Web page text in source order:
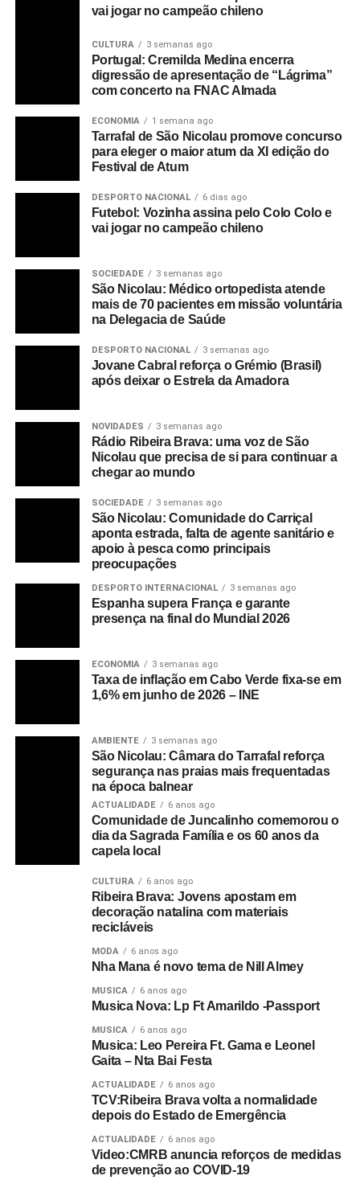
vai jogar no campeão chileno
CULTURA 3 semanas ago
Portugal: Cremilda Medina encerra
digressão de apresentação de “Lágrima”
com concerto na FNAC Almada
ECONOMIA 1 semana ago
Tarrafal de São Nicolau promove concurso
para eleger o maior atum da XI edição do
Festival de Atum
DESPORTO NACIONAL 6 dias ago
Futebol: Vozinha assina pelo Colo Colo e
vai jogar no campeão chileno
SOCIEDADE 3 semanas ago
São Nicolau: Médico ortopedista atende
mais de 70 pacientes em missão voluntária
na Delegacia de Saúde
DESPORTO NACIONAL 3 semanas ago
Jovane Cabral reforça o Grémio (Brasil)
após deixar o Estrela da Amadora
NOVIDADES 3 semanas ago
Rádio Ribeira Brava: uma voz de São
Nicolau que precisa de si para continuar a
chegar ao mundo
SOCIEDADE 3 semanas ago
São Nicolau: Comunidade do Carriçal
aponta estrada, falta de agente sanitário e
apoio à pesca como principais
preocupações
DESPORTO INTERNACIONAL 3 semanas ago
Espanha supera França e garante
presença na final do Mundial 2026
ECONOMIA 3 semanas ago
Taxa de inflação em Cabo Verde fixa-se em
1,6% em junho de 2026 – INE
AMBIENTE 3 semanas ago
São Nicolau: Câmara do Tarrafal reforça
segurança nas praias mais frequentadas
na época balnear
ACTUALIDADE 6 anos ago
Comunidade de Juncalinho comemorou o
dia da Sagrada Família e os 60 anos da
capela local
CULTURA 6 anos ago
Ribeira Brava: Jovens apostam em
decoração natalina com materiais
recicláveis
MODA 6 anos ago
Nha Mana é novo tema de Nill Almey
MUSICA 6 anos ago
Musica Nova: Lp Ft Amarildo -Passport
MUSICA 6 anos ago
Musica: Leo Pereira Ft. Gama e Leonel
Gaita – Nta Bai Festa
ACTUALIDADE 6 anos ago
TCV:Ribeira Brava volta a normalidade
depois do Estado de Emergência
ACTUALIDADE 6 anos ago
Video:CMRB anuncia reforços de medidas
de prevenção ao COVID-19